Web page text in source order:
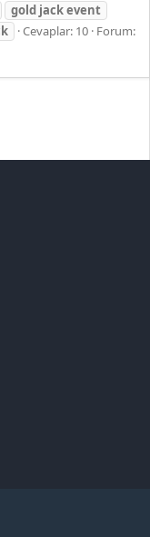
gold jackevent
Cevaplar: 10 Forum: